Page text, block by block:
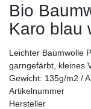
Bio
Karo blau
Leichter Baumwolle
garngefärbt, kleines
Gewicht: 135g/m2 /
Artikelnummer
Hersteller